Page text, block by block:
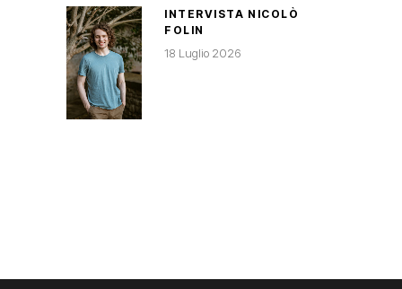
INTERVISTA NICOLÒ
FOLIN
18 Luglio 2026